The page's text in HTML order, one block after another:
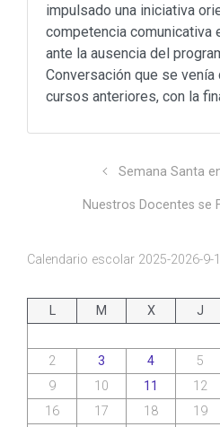
impulsado una iniciativa
competencia comunicativa
ante la ausencia del
Conversación que se venía
cursos anteriores, con la
Semana Santa
Nuestros Docentes se
Calendario escolar 2025-2026-9-
L M X J
2
3 4 5
9
10 11 12
16
17 18 19